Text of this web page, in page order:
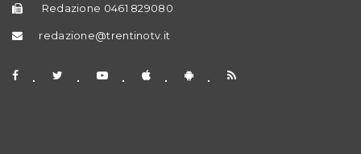
Redazione 0461 829080
redazione@trentinotv.it